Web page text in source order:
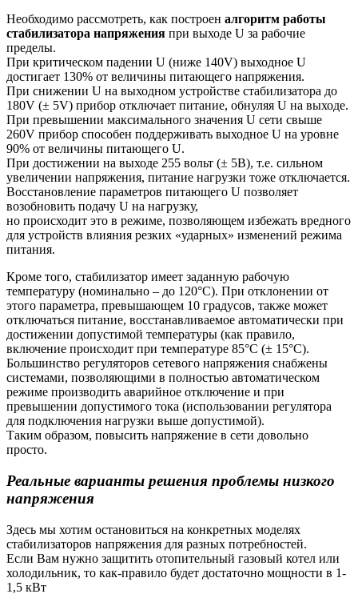
Необходимо рассмотреть, как построен алгоритм работы
стабилизатора напряжения при выходе U за рабочие
пределы.
При критическом падении U (ниже 140V) выходное U
достигает 130% от величины питающего напряжения.
При снижении U на выходном устройстве стабилизатора до
180V (± 5V) прибор отключает питание, обнуляя U на выходе.
При превышении максимального значения U сети свыше
260V прибор способен поддерживать выходное U на уровне
90% от величины питающего U.
При достижении на выходе 255 вольт (± 5В), т.е. сильном
увеличении напряжения, питание нагрузки тоже отключается.
Восстановление параметров питающего U позволяет
возобновить подачу U на нагрузку,
но происходит это в режиме, позволяющем избежать вредного
для устройств влияния резких «ударных» изменений режима
питания.
Кроме того, стабилизатор имеет заданную рабочую
температуру (номинально – до 120°С). При отклонении от
этого параметра, превышающем 10 градусов, также может
отключаться питание, восстанавливаемое автоматически при
достижении допустимой температуры (как правило,
включение происходит при температуре 85°С (± 15°С).
Большинство регуляторов сетевого напряжения снабжены
системами, позволяющими в полностью автоматическом
режиме производить аварийное отключение и при
превышении допустимого тока (использовании регулятора
для подключения нагрузки выше допустимой).
Таким образом, повысить напряжение в сети довольно
просто.
Реальные варианты решения проблемы низкого
напряжения
Здесь мы хотим остановиться на конкретных моделях
стабилизаторов напряжения для разных потребностей.
Если Вам нужно защитить отопительный газовый котел или
холодильник, то как-правило будет достаточно мощности в 1-
1,5 кВт